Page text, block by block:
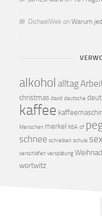
DichaelWek onWarum
alkohol alltag
christmas david deutsche
kaffee
Menschen merkel NSA of
schnee schreiben schule sex
verschlafen verspätung
wortwitz